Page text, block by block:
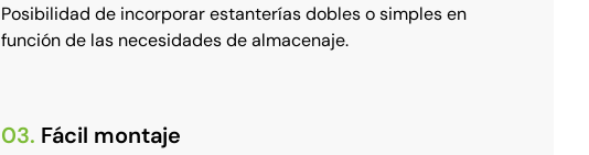
Posibilidad de incorporar estanterías dobles o simples en
función de las necesidades de almacenaje.
03. Fácil montaje